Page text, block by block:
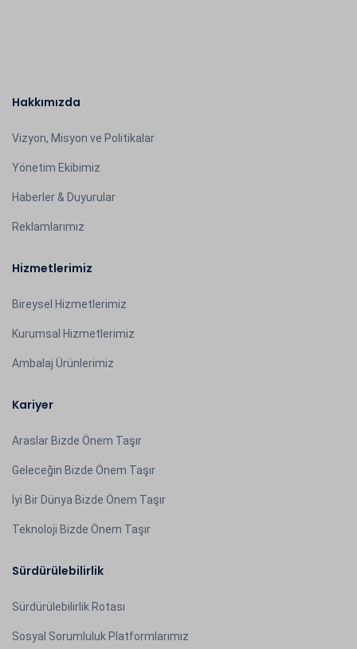
Hakkımızda
Vizyon, Misyon ve Politikalar
Yönetim Ekibimiz
Haberler & Duyurular
Reklamlarımız
Hizmetlerimiz
Bireysel Hizmetlerimiz
Kurumsal Hizmetlerimiz
Ambalaj Ürünlerimiz
Kariyer
Araslar Bizde Önem Taşır
Geleceğin Bizde Önem Taşır
İyi Bir Dünya Bizde Önem Taşır
Teknoloji Bizde Önem Taşır
Sürdürülebilirlik
Sürdürülebilirlik Rotası
Sosyal Sorumluluk Platformlarımız